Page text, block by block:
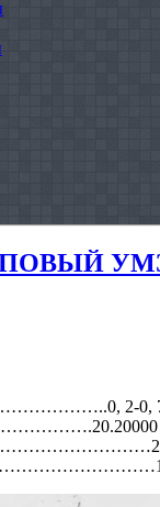
2-0,